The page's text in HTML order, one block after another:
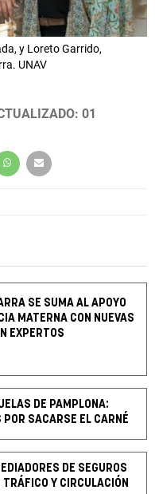
y Loreto Garrido,
UNAV
01
SE SUMA AL APOYO
MATERNA CON NUEVAS
EXPERTOS
DE PAMPLONA:
SACARSE EL CARNÉ
DE SEGUROS
Y CIRCULACIÓN